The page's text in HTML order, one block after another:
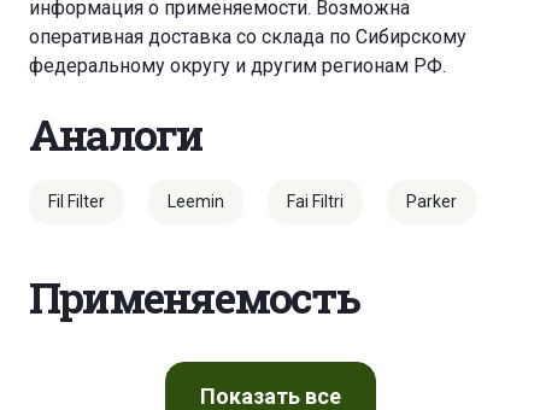
информация о применяемости. Возможна
оперативная доставка со склада по Сибирскому
федеральному округу и другим регионам РФ.
Аналоги
Fil Filter Leemin Fai Filtri Parker
Применяемость
Показатьвсе